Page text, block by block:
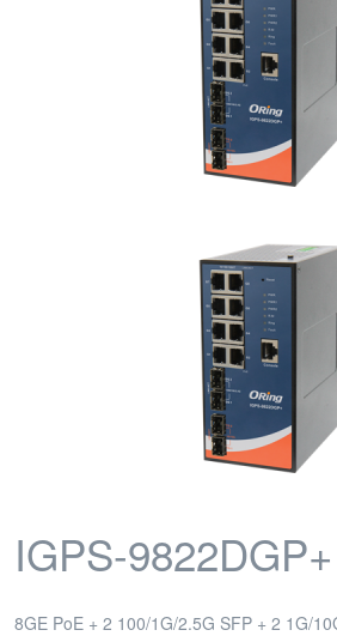
IGPS-9822DGP+
8GE PoE + 2 100/1G/2.5G SFP + 2 1G/